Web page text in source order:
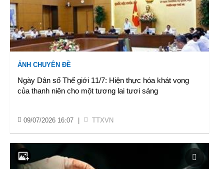
ẢNH CHUYÊN ĐỀ
Ngày Dân số Thế giới 11/7: Hiện thực hóa khát vọng
của thanh niên cho một tương lai tươi sáng
09/07/2026 16:07 TTXVN